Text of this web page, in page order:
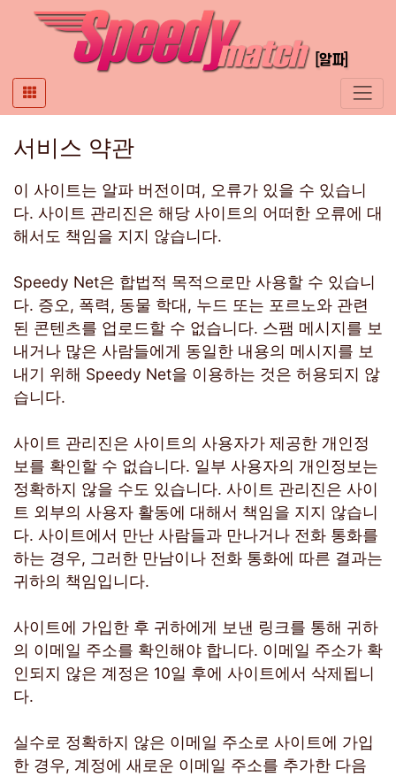
서비스 약관
이 사이트는 알파 버전이며, 오류가 있을 수 있습니
다. 사이트 관리진은 해당 사이트의 어떠한 오류에 대
해서도 책임을 지지 않습니다.
Speedy Net은 합법적 목적으로만 사용할 수 있습니
다. 증오, 폭력, 동물 학대, 누드 또는 포르노와 관련
된 콘텐츠를 업로드할 수 없습니다. 스팸 메시지를 보
내거나 많은 사람들에게 동일한 내용의 메시지를 보
내기 위해 Speedy Net을 이용하는 것은 허용되지 않
습니다.
사이트 관리진은 사이트의 사용자가 제공한 개인정
보를 확인할 수 없습니다. 일부 사용자의 개인정보는
정확하지 않을 수도 있습니다. 사이트 관리진은 사이
트 외부의 사용자 활동에 대해서 책임을 지지 않습니
다. 사이트에서 만난 사람들과 만나거나 전화 통화를
하는 경우, 그러한 만남이나 전화 통화에 따른 결과는
귀하의 책임입니다.
사이트에 가입한 후 귀하에게 보낸 링크를 통해 귀하
의 이메일 주소를 확인해야 합니다. 이메일 주소가 확
인되지 않은 계정은 10일 후에 사이트에서 삭제됩니
다.
실수로 정확하지 않은 이메일 주소로 사이트에 가입
한 경우, 계정에 새로운 이메일 주소를 추가한 다음